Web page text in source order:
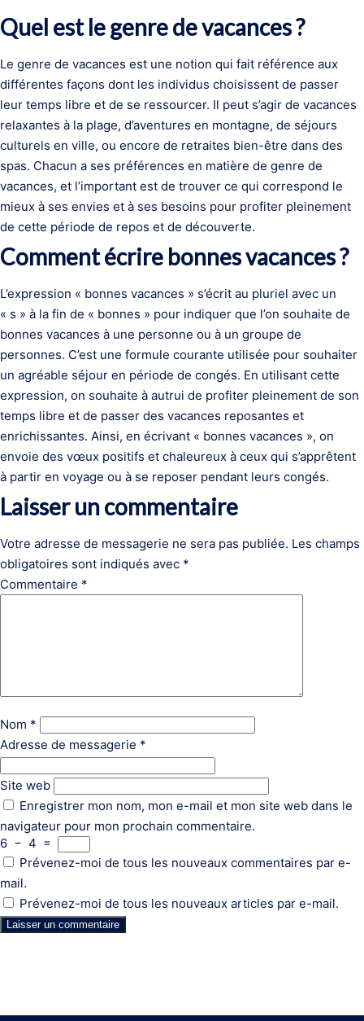
Quel est le genre de vacances ?
Le genre de vacances est une notion qui fait référence aux
différentes façons dont les individus choisissent de passer
leur temps libre et de se ressourcer. Il peut s’agir de vacances
relaxantes à la plage, d’aventures en montagne, de séjours
culturels en ville, ou encore de retraites bien-être dans des
spas. Chacun a ses préférences en matière de genre de
vacances, et l’important est de trouver ce qui correspond le
mieux à ses envies et à ses besoins pour profiter pleinement
de cette période de repos et de découverte.
Comment écrire bonnes vacances ?
L’expression « bonnes vacances » s’écrit au pluriel avec un
« s » à la fin de « bonnes » pour indiquer que l’on souhaite de
bonnes vacances à une personne ou à un groupe de
personnes. C’est une formule courante utilisée pour souhaiter
un agréable séjour en période de congés. En utilisant cette
expression, on souhaite à autrui de profiter pleinement de son
temps libre et de passer des vacances reposantes et
enrichissantes. Ainsi, en écrivant « bonnes vacances », on
envoie des vœux positifs et chaleureux à ceux qui s’apprêtent
à partir en voyage ou à se reposer pendant leurs congés.
Laisser un commentaire
Votre adresse de messagerie ne sera pas publiée. Les champs
obligatoires sont indiqués avec *
Commentaire *
Nom *
Adresse de messagerie *
Site web
Enregistrer mon nom, mon e-mail et mon site web dans le
navigateur pour mon prochain commentaire.
6 − 4 =
Prévenez-moi de tous les nouveaux commentaires par e-
mail.
Prévenez-moi de tous les nouveaux articles par e-mail.